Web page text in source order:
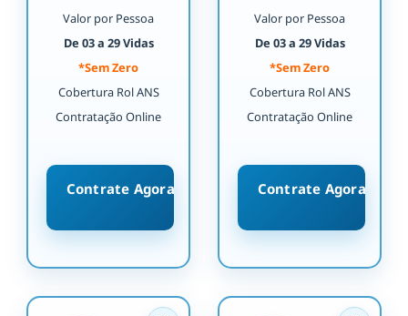
Valor por Pessoa
De 03 a 29 Vidas
*Sem Zero
Cobertura Rol ANS
Contratação Online
Contrate Agora
Valor por Pessoa
De 03 a 29 Vidas
*Sem Zero
Cobertura Rol ANS
Contratação Online
Contrate Agora